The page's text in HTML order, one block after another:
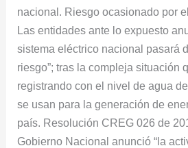
nacional. Riesgo ocasionado por
Las entidades ante lo expuesto
sistema eléctrico nacional pasará
riesgo”; tras la compleja situación
registrando con el nivel de agua
se usan para la generación de
país. Resolución CREG 026 de
Gobierno Nacional anunció “la
por
desabastecimiento
de
agua